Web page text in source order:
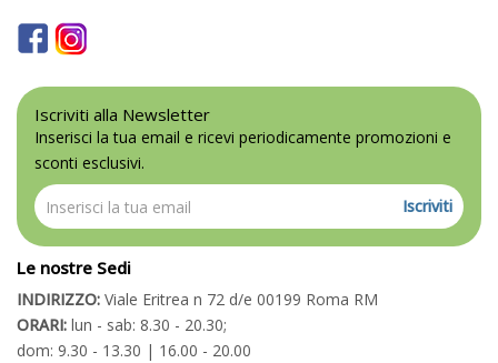
Iscriviti alla Newsletter
Inserisci la tua email e ricevi periodicamente promozioni e
sconti esclusivi.
Iscriviti
Le nostre Sedi
INDIRIZZO: Viale Eritrea n 72 d/e 00199 Roma RM
ORARI: lun - sab: 8.30 - 20.30;
dom: 9.30 - 13.30 | 16.00 - 20.00